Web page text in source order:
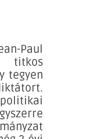
Paul
titkos
tegyen